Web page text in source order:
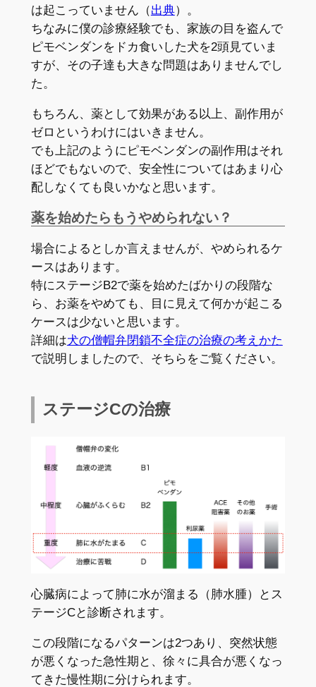
は起こっていません（出典）。
ちなみに僕の診療経験でも、家族の目を盗んで
ピモベンダンをドカ食いした犬を2頭見ていま
すが、その子達も大きな問題はありませんでし
た。
もちろん、薬として効果がある以上、副作用が
ゼロというわけにはいきません。
でも上記のようにピモベンダンの副作用はそれ
ほどでもないので、安全性についてはあまり心
配しなくても良いかなと思います。
薬を始めたらもうやめられない？
場合によるとしか言えませんが、やめられるケ
ースはあります。
特にステージB2で薬を始めたばかりの段階な
ら、お薬をやめても、目に見えて何かが起こる
ケースは少ないと思います。
詳細は犬の僧帽弁閉鎖不全症の治療の考えかた
で説明しましたので、そちらをご覧ください。
ステージCの治療
心臓病によって肺に水が溜まる（肺水腫）とス
テージCと診断されます。
この段階になるパターンは2つあり、突然状態
が悪くなった急性期と、徐々に具合が悪くなっ
てきた慢性期に分けられます。